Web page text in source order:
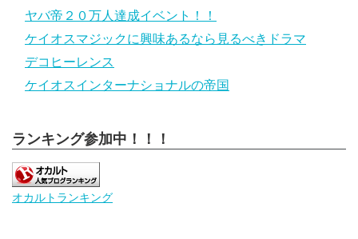
ヤバ帝２０万人達成イベント！！
ケイオスマジックに興味あるなら見るべきドラマ
デコヒーレンス
ケイオスインターナショナルの帝国
ランキング参加中！！！
オカルトランキング